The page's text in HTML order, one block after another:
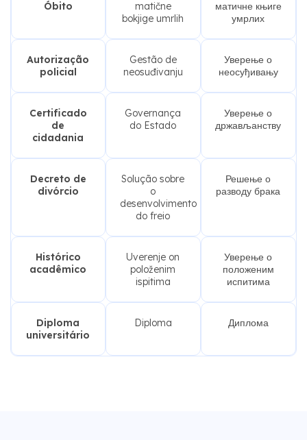
Óbito
matične
bokjige umrlih
матичне књиге
умрлих
Autorização
policial
Gestão de
neosuđivanju
Уверење о
неосуђивању
Certificado
de
cidadania
Governança
do Estado
Уверење о
држављанству
Decreto de
divórcio
Solução sobre
o
desenvolvimento
do freio
Решење о
разводу брака
Histórico
acadêmico
Uverenje on
položenim
ispitima
Уверење о
положеним
испитима
Diploma
universitário
Diploma Диплома